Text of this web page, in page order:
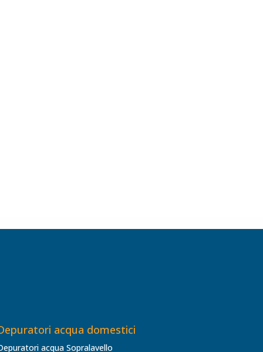
acqua domestici
acqua Sopralavello